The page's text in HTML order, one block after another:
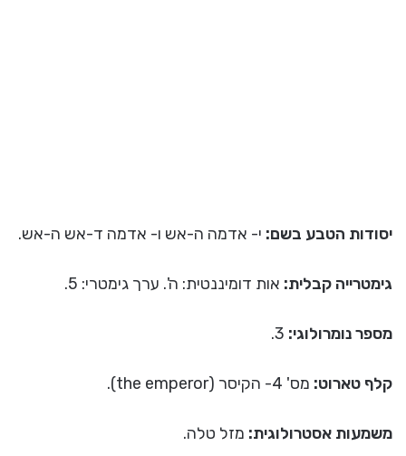
יסודות הטבע בשם: י- אדמה ה-אש ו- אדמה ד-אש ה-אש.
גימטרייה קבלית: אות דומיננטית: ה'. ערך גימטרי: 5.
מספר נומרולוגי:
קלף טארוט: מס' 4- הקיסר (the emperor).
משמעות אסטרולוגית: מזל טלה.